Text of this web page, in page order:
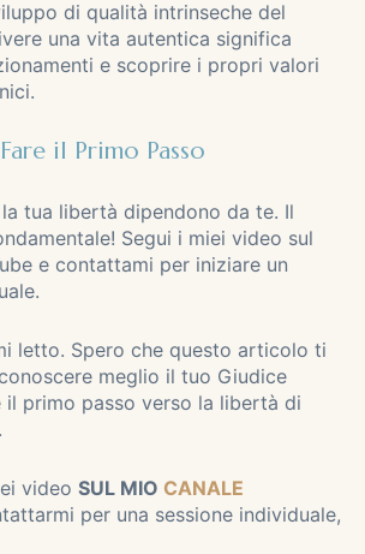
di qualità intrinseche del
una vita autentica significa
e scoprire i propri valori
il Primo Passo
tua libertà dipendono da te. Il
Segui i miei video sul
e contattami per iniziare un
letto. Spero che questo articolo ti
meglio il tuo Giudice
il primo passo verso la libertà di
video SUL MIO CANALE
per una sessione individuale,